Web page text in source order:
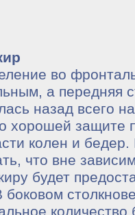
во
а передняя
назад всего
хорошей защите
колен и
что вне
будет
количество